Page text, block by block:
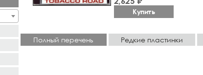
Купить
Полный перечень Редкие пластинки